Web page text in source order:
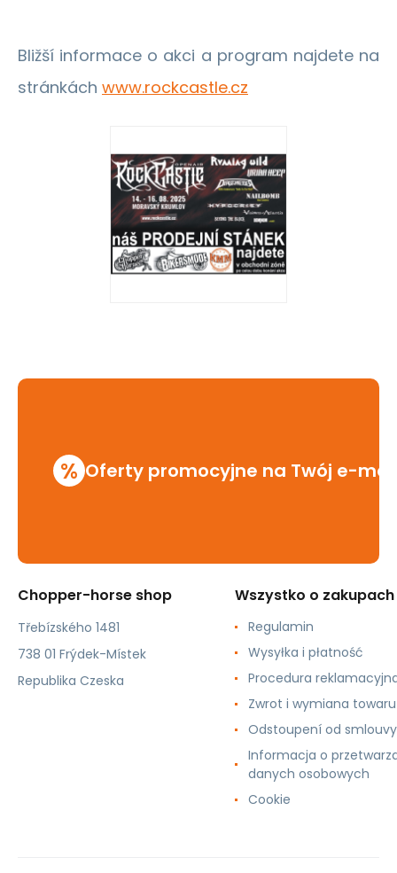
Bližší informace o akci a program najdete na
stránkách www.rockcastle.cz
% Oferty promocyjne na Twój e-mail
Chopper-horse shop
Třebízského 1481
738 01 Frýdek-Místek
Republika Czeska
Wszystko o zakupach
Regulamin
Wysyłka i płatność
Procedura
Zwrot i wymiana towaru
Odstoupení od smlouvy
Informacja o
danych osobowych
Cookie